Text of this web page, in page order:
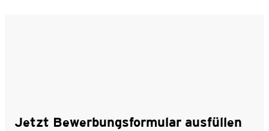
Jetzt Bewerbungsformular ausfüllen